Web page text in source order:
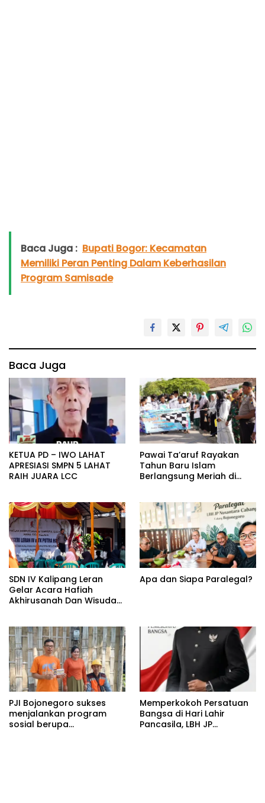
Baca Juga : Bupati Bogor: Kecamatan
Memiliki Peran Penting Dalam Keberhasilan
Program Samisade
Baca Juga
KETUA PD – IWO LAHAT
APRESIASI SMPN 5 LAHAT
RAIH JUARA LCC
Pawai Ta’aruf Rayakan
Tahun Baru Islam
Berlangsung Meriah di
SDN IV Kalipang Leran
Gelar Acara Hafiah
Akhirusanah Dan Wisuda
Apa dan Siapa Paralegal?
PJI Bojonegoro sukses
menjalankan program
sosial berupa
Memperkokoh Persatuan
Bangsa di Hari Lahir
Pancasila, LBH JP